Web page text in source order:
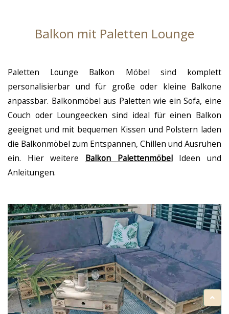
Balkon mit Paletten Lounge
Paletten Lounge Balkon Möbel sind komplett
personalisierbar und für große oder kleine Balkone
anpassbar. Balkonmöbel aus Paletten wie ein Sofa, eine
Couch oder Loungeecken sind ideal für einen Balkon
geeignet und mit bequemen Kissen und Polstern laden
die Balkonmöbel zum Entspannen, Chillen und Ausruhen
ein. Hier weitere Balkon PalettenmöbelIdeen und
Anleitungen.